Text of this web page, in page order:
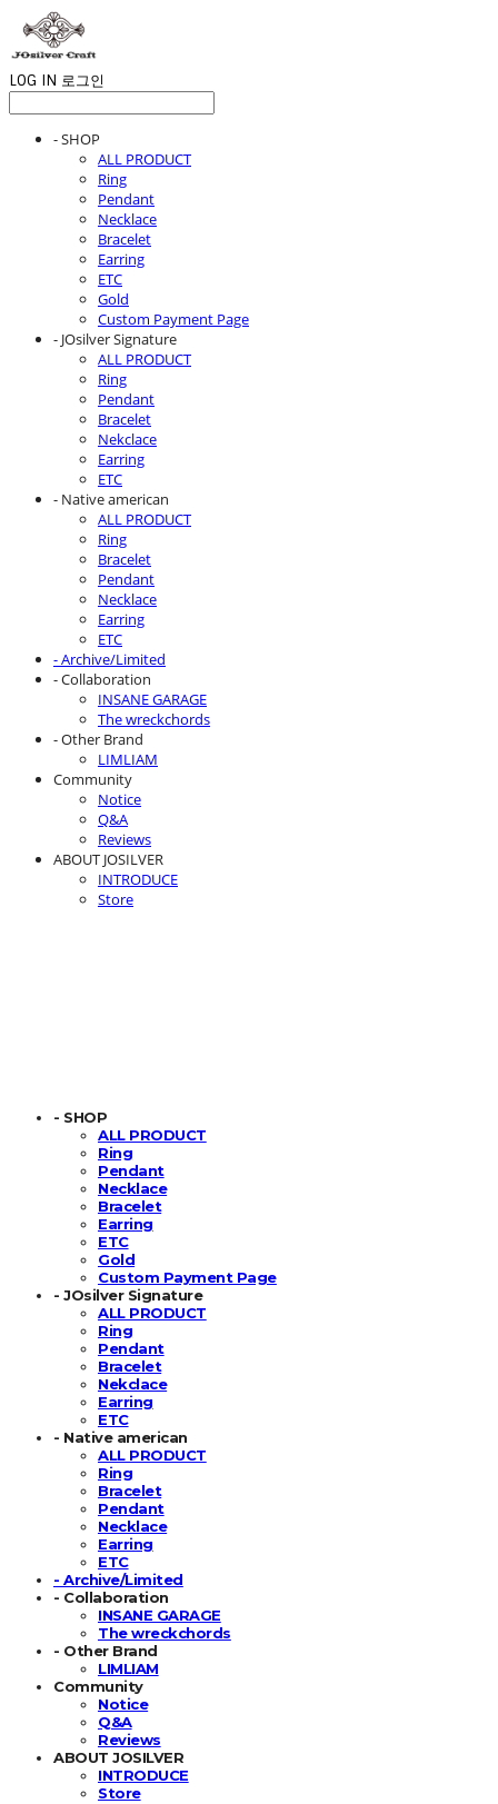
LOG IN 로그인
- SHOP
ALL PRODUCT
Ring
Pendant
Necklace
Bracelet
Earring
ETC
Gold
Custom Payment Page
- JOsilver Signature
ALL PRODUCT
Ring
Pendant
Bracelet
Nekclace
Earring
ETC
- Native american
ALL PRODUCT
Ring
Bracelet
Pendant
Necklace
Earring
ETC
- Archive/Limited
- Collaboration
INSANE GARAGE
The wreckchords
- Other Brand
LIMLIAM
Community
Notice
Q&A
Reviews
ABOUT JOSILVER
INTRODUCE
Store
- SHOP
ALL PRODUCT
Ring
Pendant
Necklace
Bracelet
Earring
ETC
Gold
Custom Payment Page
- JOsilver Signature
ALL PRODUCT
Ring
Pendant
Bracelet
Nekclace
Earring
ETC
- Native american
ALL PRODUCT
Ring
Bracelet
Pendant
Necklace
Earring
ETC
- Archive/Limited
- Collaboration
INSANE GARAGE
The wreckchords
- Other Brand
LIMLIAM
Community
Notice
Q&A
Reviews
ABOUT JOSILVER
INTRODUCE
Store